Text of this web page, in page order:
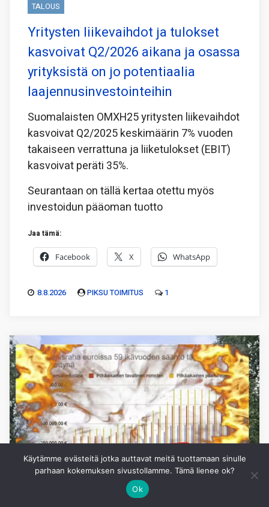
TALOUS
Yritysten liikevaihdot ja tulokset
kasvoivat Q2/2026 aikana ja osassa
yrityksistä on jo potentiaalia
laajennusinvestointeihin
Suomalaisten OMXH25 yritysten liikevaihdot
kasvoivat Q2/2025 keskimäärin 7% vuoden
takaiseen verrattuna ja liiketulokset (EBIT)
kasvoivat peräti 35%.
Seurantaan on tällä kertaa otettu myös
investoidun pääoman tuotto
Jaa tämä:
Facebook X WhatsApp
8.8.2026 PIKSU TOIMITUS 1
Käytämme evästeitä jotka auttavat meitä tuottamaan sinulle
parhaan kokemuksen sivustollamme. Tämä lienee ok?
Ok